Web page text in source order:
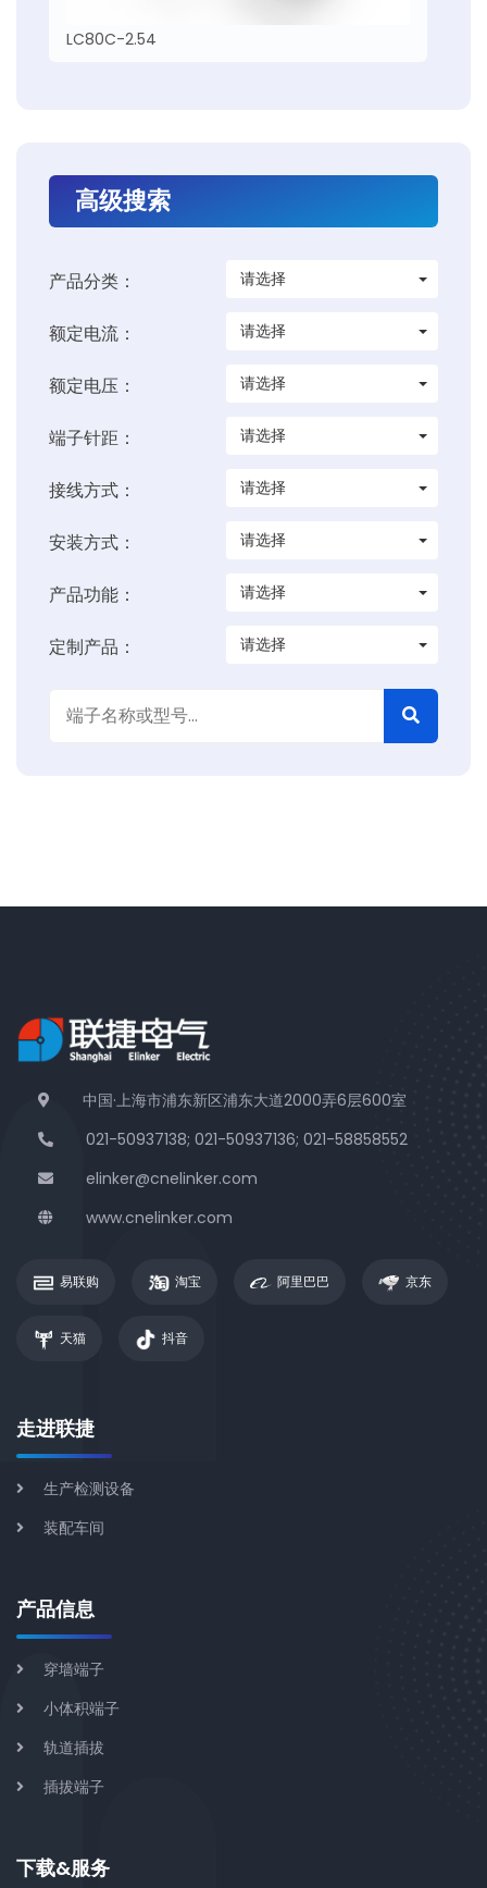
LC80C-2.54
高级搜索
产品分类： 请选择
额定电流： 请选择
额定电压： 请选择
端子针距： 请选择
接线方式： 请选择
安装方式： 请选择
产品功能： 请选择
定制产品： 请选择
中国·上海市浦东新区浦东大道2000弄6层600室
021-50937138; 021-50937136; 021-58858552
elinker@cnelinker.com
www.cnelinker.com
易联购 淘宝 阿里巴巴 京东
天猫 抖音
走进联捷
生产检测设备
装配车间
产品信息
穿墙端子
小体积端子
轨道插拔
插拔端子
下载&服务